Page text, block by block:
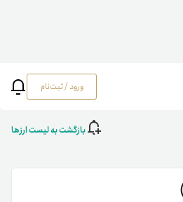
ورود / ثبت‌نام
بازگشت به لیست ارزها